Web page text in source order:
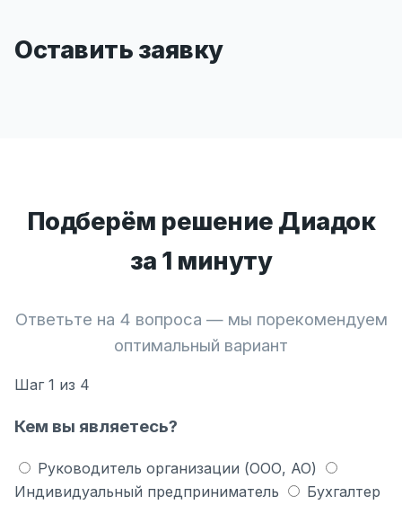
Оставить заявку
Подберём решение Диадок
за 1 минуту
Ответьте на 4 вопроса — мы порекомендуем
оптимальный вариант
Шаг 1 из 4
Кем вы являетесь?
Руководитель организации (ООО, АО)
Индивидуальный предприниматель
Бухгалтер